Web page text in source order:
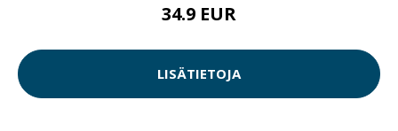
34.9 EUR
LISÄTIETOJA